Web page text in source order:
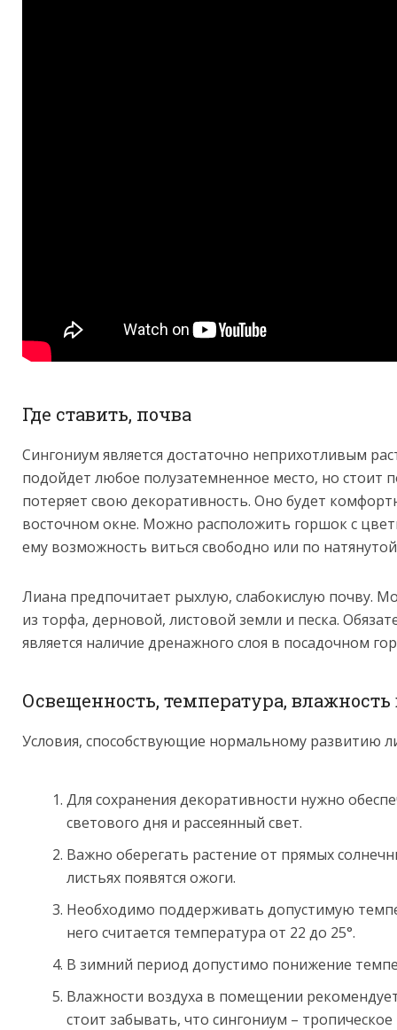
Где ставить, почва
Сингониум является достаточно неприхотливым
подойдет любое полузатемненное место, но стоит
потеряет свою декоративность. Оно будет
восточном окне. Можно расположить горшок с
ему возможность виться свободно или по
Лиана предпочитает рыхлую, слабокислую почву.
из торфа, дерновой, листовой земли и песка.
является наличие дренажного слоя в посадочном
Освещенность, температура, влажность
Условия, способствующие нормальному развитию
Для сохранения декоративности нужно
светового дня и рассеянный свет.
Важно оберегать растение от прямых
листьях появятся ожоги.
Необходимо поддерживать допустимую
него считается температура от 22 до 25°.
В зимний период допустимо понижение
Влажности воздуха в помещении
стоит забывать, что сингониум –